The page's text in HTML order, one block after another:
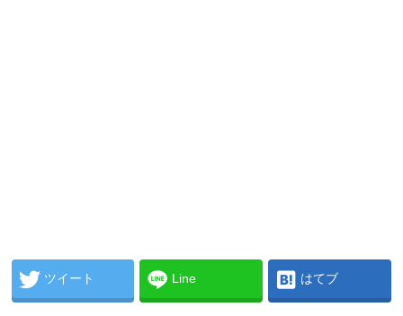
ツイート Line はてブ